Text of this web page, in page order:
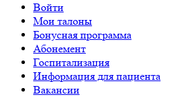
Войти
Мои талоны
Бонусная программа
Абонемент
Госпитализация
Информация для пациента
Вакансии